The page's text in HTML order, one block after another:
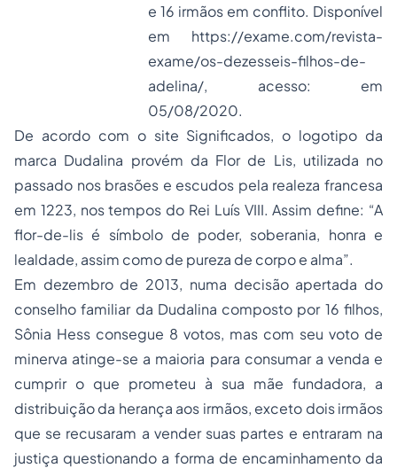
e 16 irmãos em conflito. Disponível
em https://exame.com/revista-
exame/os-dezesseis-filhos-de-
adelina/, acesso: em
05/08/2020.
De acordo com o site Significados, o logotipo da
marca Dudalina provém da Flor de Lis, utilizada no
passado nos brasões e escudos pela realeza francesa
em 1223, nos tempos do Rei Luís VIII. Assim define: “A
flor-de-lis é símbolo de poder, soberania, honra e
lealdade, assim como de pureza de corpo e alma”.
Em dezembro de 2013, numa decisão apertada do
conselho familiar da Dudalina composto por 16 filhos,
Sônia Hess consegue 8 votos, mas com seu voto de
minerva atinge-se a maioria para consumar a venda e
cumprir o que prometeu à sua mãe fundadora, a
distribuição da herança aos irmãos, exceto dois irmãos
que se recusaram a vender suas partes e entraram na
justiça questionando a forma de encaminhamento da